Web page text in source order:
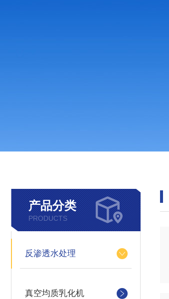
产品分类
PRODUCTS
反渗透水处理
真空均质乳化机